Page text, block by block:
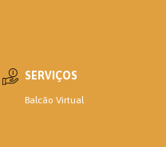
SERVIÇOS
Balcão Virtual